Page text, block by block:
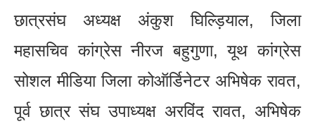
छात्रसंघ अध्यक्ष अंकुश घिल्ड़ियाल, जिला
महासचिव कांग्रेस नीरज बहुगुणा, यूथ कांग्रेस
सोशल मीडिया जिला कोऑर्डिनेटर अभिषेक रावत,
पूर्व छात्र संघ उपाध्यक्ष अरविंद रावत, अभिषेक